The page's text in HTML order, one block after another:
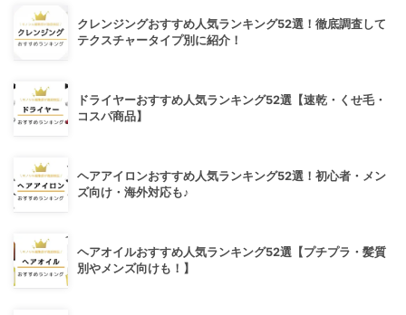
クレンジングおすすめ人気ランキング52選！徹底調査して
テクスチャータイプ別に紹介！
ドライヤーおすすめ人気ランキング52選【速乾・くせ毛・
コスパ商品】
ヘアアイロンおすすめ人気ランキング52選！初心者・メン
ズ向け・海外対応も♪
ヘアオイルおすすめ人気ランキング52選【プチプラ・髪質
別やメンズ向けも！】